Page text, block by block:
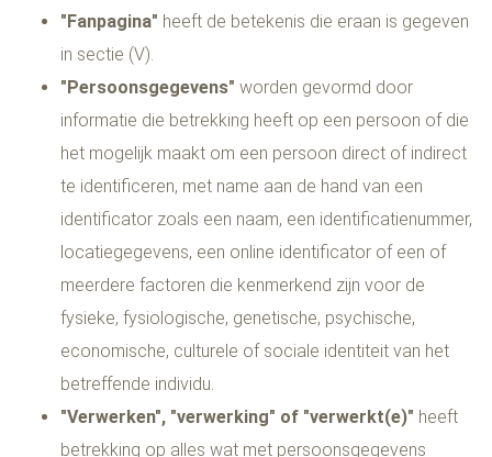
"Fanpagina" heeft de betekenis die eraan is gegeven
in sectie (V).
"Persoonsgegevens" worden gevormd door
informatie die betrekking heeft op een persoon of die
het mogelijk maakt om een persoon direct of indirect
te identificeren, met name aan de hand van een
identificator zoals een naam, een identificatienummer,
locatiegegevens, een online identificator of een of
meerdere factoren die kenmerkend zijn voor de
fysieke, fysiologische, genetische, psychische,
economische, culturele of sociale identiteit van het
betreffende individu.
"Verwerken", "verwerking" of "verwerkt(e)" heeft
betrekking op alles wat met persoonsgegevens